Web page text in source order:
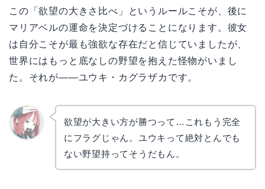
この「欲望の大きさ比べ」というルールこそが、後に
マリアベルの運命を決定づけることになります。彼女
は自分こそが最も強欲な存在だと信じていましたが、
世界にはもっと底なしの野望を抱えた怪物がいまし
た。それが――ユウキ・カグラザカです。
欲望が大きい方が勝つって…これもう完全
にフラグじゃん。ユウキって絶対とんでも
ない野望持ってそうだもん。